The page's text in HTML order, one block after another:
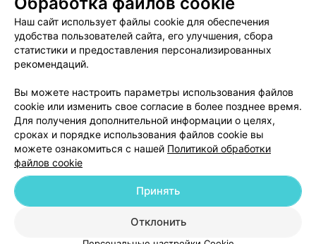
Вакансии
Партнеры
Написать руководителю 103.by
Обработка персональных данных
© 2026 ООО «Артокс Лаб», УНП 191700409
| 220012, Республика Беларусь,
Служба поддержки +375 291212755
Наш сайт использует файлы cookie для обеспечения
удобства пользователей сайта, его улучшения, сбора
статистики и предоставления персонализированных
рекомендаций.
Вы можете настроить параметры использования файлов
cookie или изменить свое согласие в более позднее время.
Для получения дополнительной информации о целях,
сроках и порядке использования файлов cookie вы
можете ознакомиться с нашей Политикой обработки
файлов cookie
Отклонить
Принять